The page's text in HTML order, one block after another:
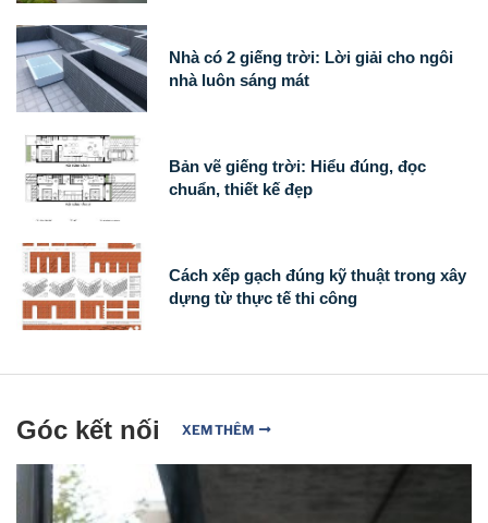
Nhà có 2 giếng trời: Lời giải cho ngôi
nhà luôn sáng mát
Bản vẽ giếng trời: Hiểu đúng, đọc
chuẩn, thiết kế đẹp
Cách xếp gạch đúng kỹ thuật trong xây
dựng từ thực tế thi công
Góc kết nối XEM THÊM